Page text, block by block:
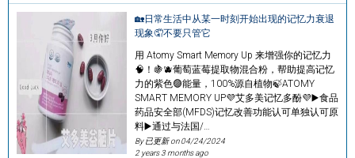
🏡日常生活中从某一时刻开始出现的记忆力衰退
现象🤦不要只管它
用 Atomy Smart Memory Up 来增强你的记忆力
🧠！🍇🫐葡萄蓝莓提取物混合粉，帮助提高记忆
力的紫色🟣能量，100%源自植物🍃ATOMY
SMART MEMORY UP💜艾多美记忆多酚💜▶️食品
药品安全部(MFDS)记忆改善功能认可单独认可原
料▶️通过与法国/…
By 已更新 on04/24/2024
2 years 3 months ago